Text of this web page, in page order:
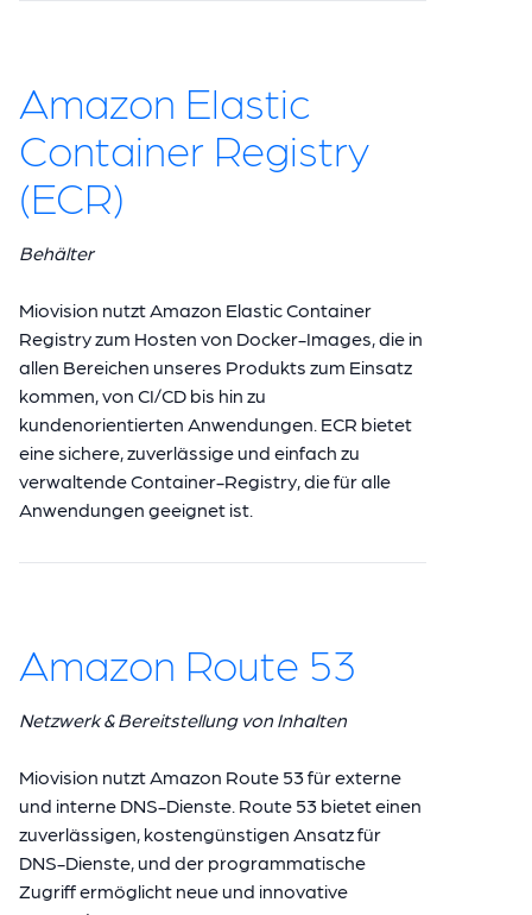
Amazon Elastic
Container Registry
(ECR)
Behälter
Miovision nutzt Amazon Elastic Container
Registry zum Hosten von Docker-Images, die in
allen Bereichen unseres Produkts zum Einsatz
kommen, von CI/CD bis hin zu
kundenorientierten Anwendungen. ECR bietet
eine sichere, zuverlässige und einfach zu
verwaltende Container-Registry, die für alle
Anwendungen geeignet ist.
Amazon Route 53
Netzwerk & Bereitstellung von Inhalten
Miovision nutzt Amazon Route 53 für externe
und interne DNS-Dienste. Route 53 bietet einen
zuverlässigen, kostengünstigen Ansatz für
DNS-Dienste, und der programmatische
Zugriff ermöglicht neue und innovative